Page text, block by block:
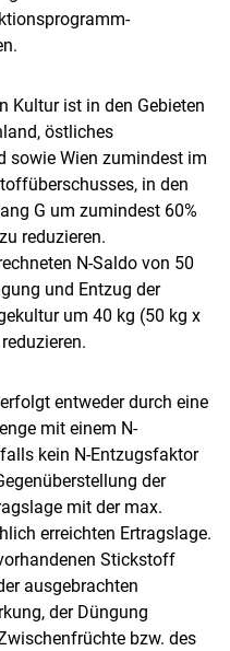
Kultur ist in den Gebieten
östliches
sowie Wien zumindest im
in den
G um zumindest 60%
reduzieren.
N-Saldo von 50
und Entzug der
um 40 kg (50 kg x
entweder durch eine
mit einem N-
kein N-Entzugsfaktor
der
mit der max.
erreichten Ertragslage.
Stickstoff
ausgebrachten
der Düngung
bzw. des